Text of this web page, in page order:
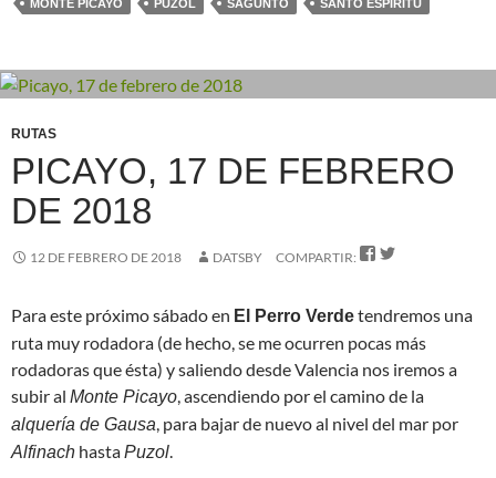
MONTE PICAYO PUZOL SAGUNTO SANTO ESPÍRITU
RUTAS
PICAYO, 17 DE FEBRERO
DE 2018
12 DE FEBRERO DE 2018 DATSBY COMPARTIR:  
Para este próximo sábado en El Perro Verdetendremos una
ruta muy rodadora (de hecho, se me ocurren pocas más
rodadoras que ésta) y saliendo desde Valencia nos iremos a
subir al Monte Picayo, ascendiendo por el camino de la
alquería de Gausa, para bajar de nuevo al nivel del mar por
Alfinach hastaPuzol.